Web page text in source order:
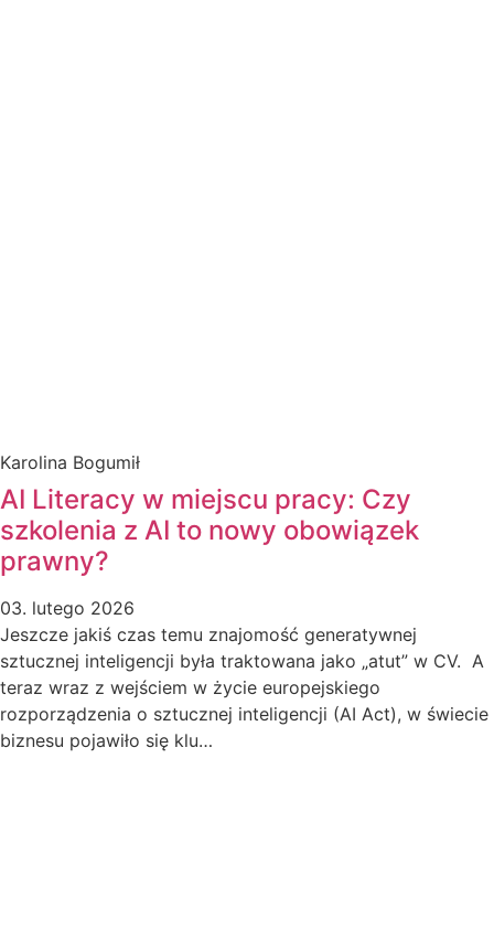
Karolina Bogumił
AI Literacy w miejscu pracy: Czy
szkolenia z AI to nowy obowiązek
prawny?
03. lutego 2026
Jeszcze jakiś czas temu znajomość generatywnej
sztucznej inteligencji była traktowana jako „atut” w CV. A
teraz wraz z wejściem w życie europejskiego
rozporządzenia o sztucznej inteligencji (AI Act), w świecie
biznesu pojawiło się klu…